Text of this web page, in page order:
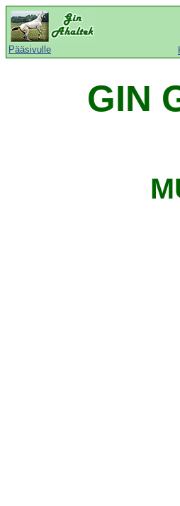
Pääsivulle
GIN